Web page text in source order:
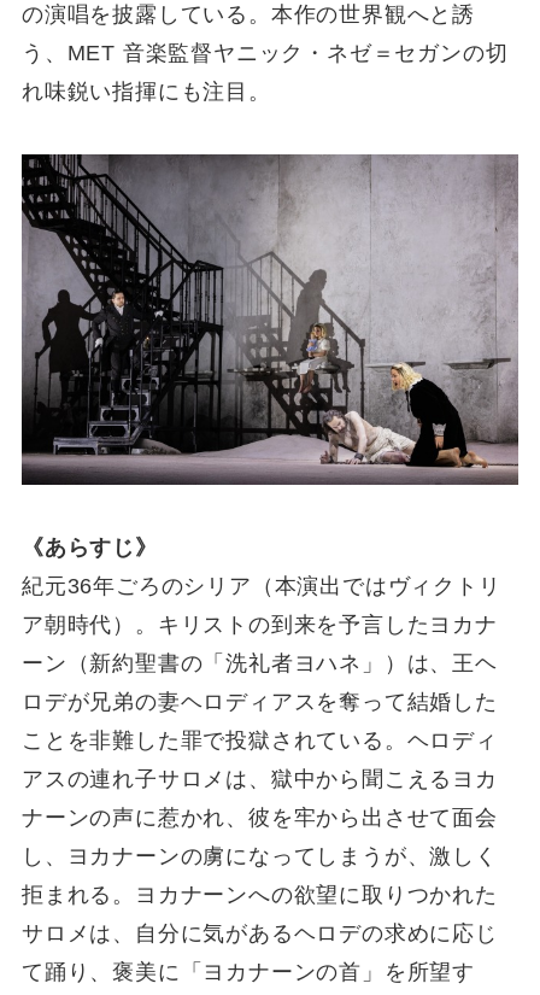
の演唱を披露している。本作の世界観へと誘
う、MET 音楽監督ヤニック・ネゼ＝セガンの切
れ味鋭い指揮にも注目。
《あらすじ》
紀元36年ごろのシリア（本演出ではヴィクトリ
ア朝時代）。キリストの到来を予言したヨカナ
ーン（新約聖書の「洗礼者ヨハネ」）は、王ヘ
ロデが兄弟の妻ヘロディアスを奪って結婚した
ことを非難した罪で投獄されている。ヘロディ
アスの連れ子サロメは、獄中から聞こえるヨカ
ナーンの声に惹かれ、彼を牢から出させて面会
し、ヨカナーンの虜になってしまうが、激しく
拒まれる。ヨカナーンへの欲望に取りつかれた
サロメは、自分に気があるヘロデの求めに応じ
て踊り、褒美に「ヨカナーンの首」を所望す